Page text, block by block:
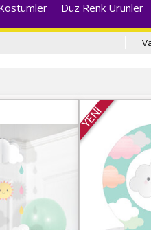
Düz Renk Ürünler
YENİ